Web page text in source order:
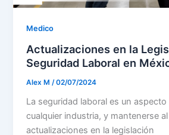
Medico
Actualizaciones en la
Seguridad Laboral en
Alex M /02/07/2024
La seguridad laboral es un aspecto
cualquier industria, y mantenerse
actualizaciones en la legislación